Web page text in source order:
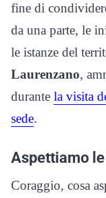
fine di
da una parte, le
le istanze del
Laurenzano,
durante la visita
sede.
Aspettiamo
Coraggio, cosa